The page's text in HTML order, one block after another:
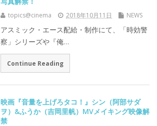
topics@cinema 2018年10月11日 NEWS
アスミック・エース配給・制作にて、「時効警
察」シリーズや『俺…
Continue Reading
映画『音量を上げろタコ！』シン（阿部サダ
ヲ）&ふうか（吉岡里帆）MVメイキング映像解
禁